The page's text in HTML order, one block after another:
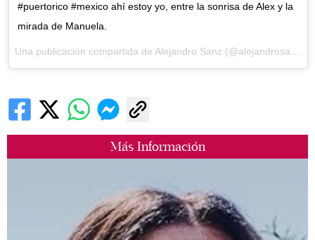
Más Información
#puertorico #mexico ahí estoy yo, entre la sonrisa de Alex y la
mirada de Manuela.